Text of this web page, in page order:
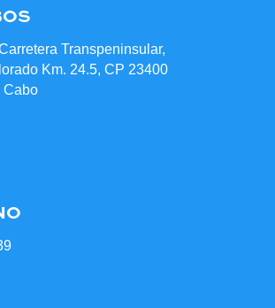
Transpeninsular,
Km. 24.5, CP 23400
Cabo